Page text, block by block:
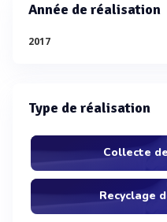
Année de réalisation
2017
Type de réalisation
Collecte
Recyclage